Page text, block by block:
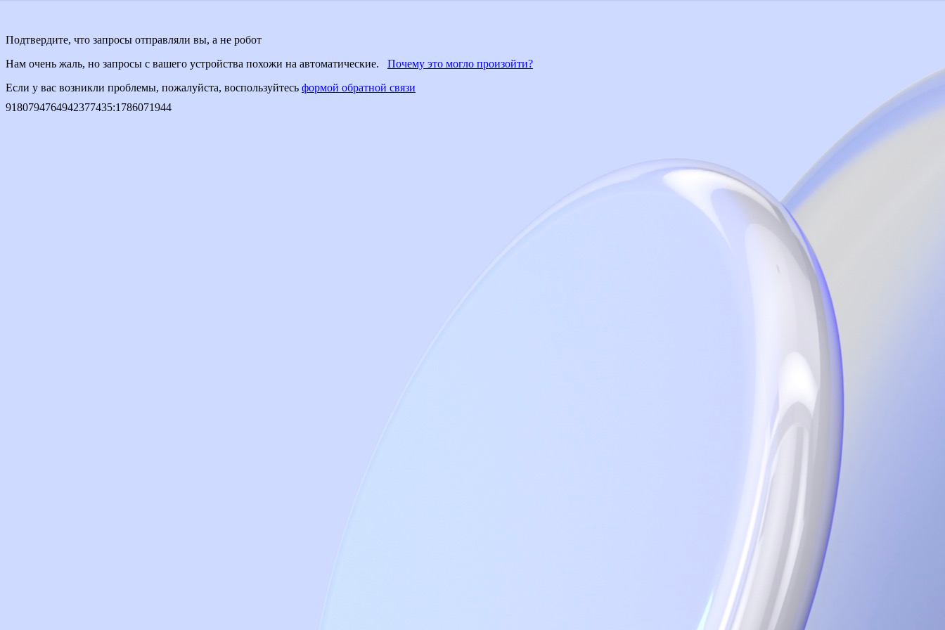
Подтвердите, что запросы отправляли вы, а не робот
Нам очень жаль, но запросы с вашего устройства похожи на автоматические. Почему это могло произойти?
Если у вас возникли проблемы, пожалуйста, воспользуйтесь формой обратной связи
9180794764942377435:1786071944